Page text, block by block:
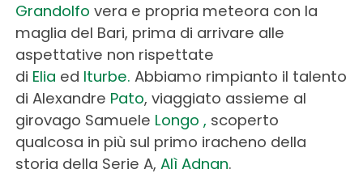
Grandolfo vera e propria meteora con la
maglia del Bari, prima di arrivare alle
aspettative non rispettate
di Elia ed Iturbe. Abbiamo rimpianto il talento
di Alexandre Pato, viaggiato assieme al
girovago Samuele Longo , scoperto
qualcosa in più sul primo iracheno della
storia della Serie A, Alì Adnan.